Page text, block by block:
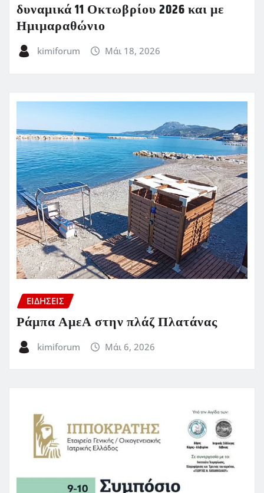
δυναμικά 11 Οκτωβρίου 2026 και με
Ημιμαραθώνιο
kimiforum Μάι 18, 2026
ΕΙΔΗΣΕΙΣ
Ράμπα ΑμεΑ στην πλάζ Πλατάνας
kimiforum Μάι 6, 2026